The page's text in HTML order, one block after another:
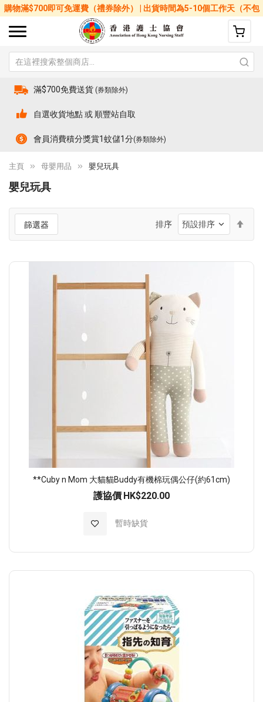
購物滿$700即可免運費（禮券除外） | 出貨時間為5-10個工作天（不包
括星期六、日及公眾假期）
滿$700免費送貨 (券類除外)
自選收貨地點 或 順豐站自取
會員消費積分獎賞1蚊儲1分(券類除外)
主頁 母嬰用品 嬰兒玩具
嬰兒玩具
篩選器 排序
降
**Cuby n Mom 大貓貓Buddy有機棉玩偶公仔(約61cm)
護協價 HK$220.00
暫時缺貨
加入至願望清單